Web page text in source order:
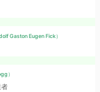
Gaston Eugen Fick）
）